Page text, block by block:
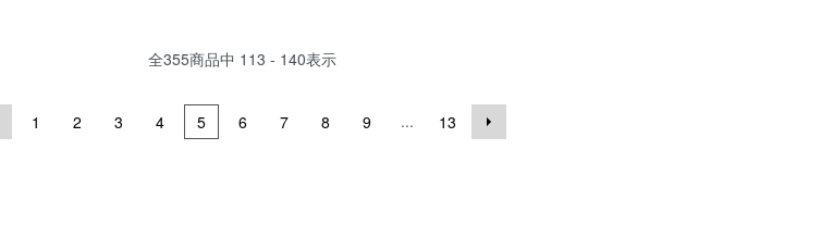
全355商品中 113 - 140表示
1 2 3 4 5 6 7 8 9 ... 13